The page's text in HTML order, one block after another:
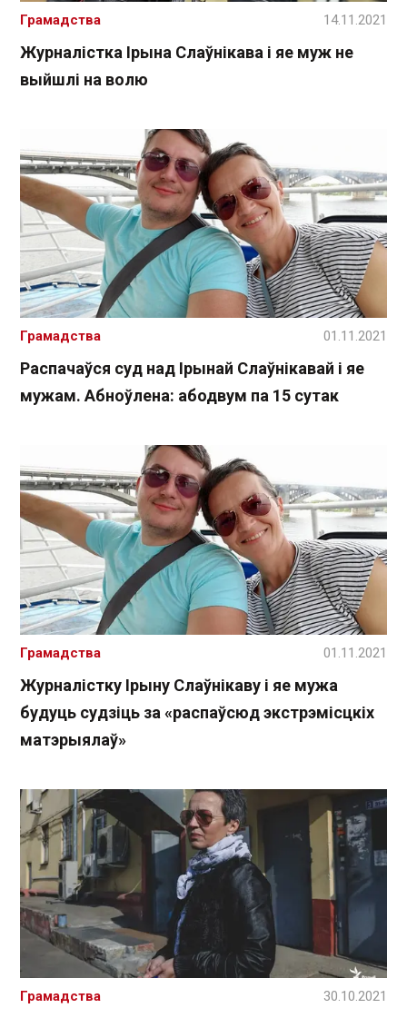
Журналістка Ірына Слаўнікава і яе муж не
выйшлі на волю
Грамадства 14.11.2021
Распачаўся суд над Ірынай Слаўнікавай і яе
мужам. Абноўлена: абодвум па 15 сутак
Грамадства 01.11.2021
Журналістку Ірыну Слаўнікаву і яе мужа
будуць судзіць за «распаўсюд экстрэмісцкіх
матэрыялаў»
Грамадства 01.11.2021
Грамадства 30.10.2021